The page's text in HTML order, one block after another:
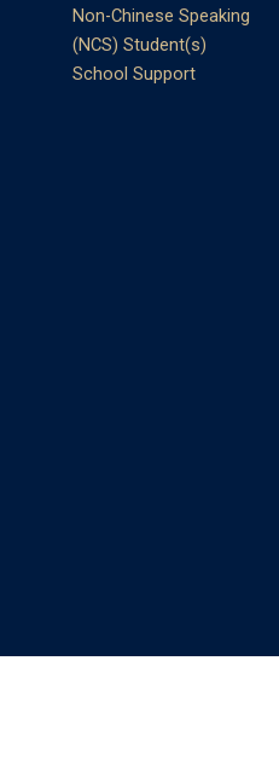
Non-Chinese Speaking
(NCS) Student(s)
School Support